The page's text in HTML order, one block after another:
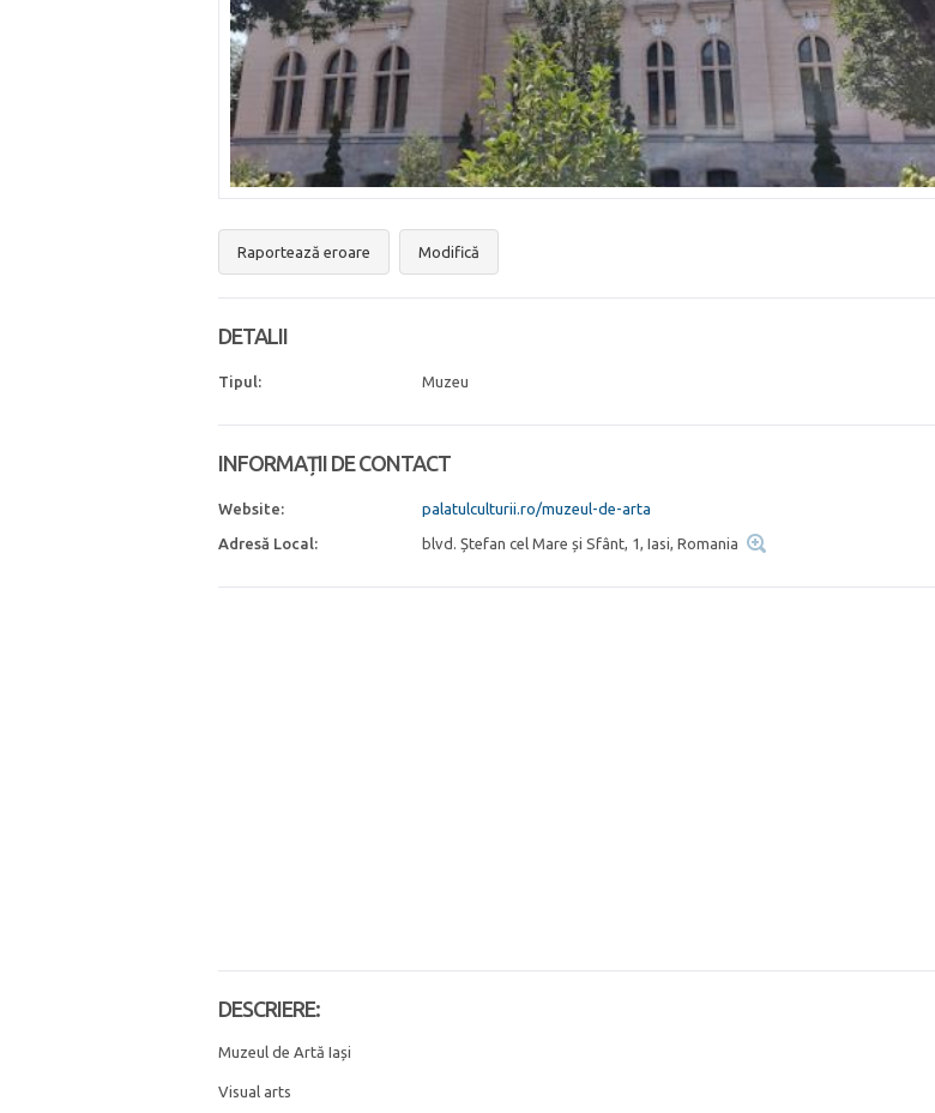
Raportează eroare Modifică
DETALII
Tipul: Muzeu
INFORMAȚII DE CONTACT
Website: palatulculturii.ro/muzeul-de-arta
Adresă Local: blvd. Ștefan cel Mare și Sfânt, 1, Iasi, Romania
DESCRIERE:
Muzeul de Artă Iași
Visual arts